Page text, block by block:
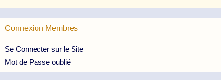
Connexion Membres
Se Connecter sur le Site
Mot de Passe oublié